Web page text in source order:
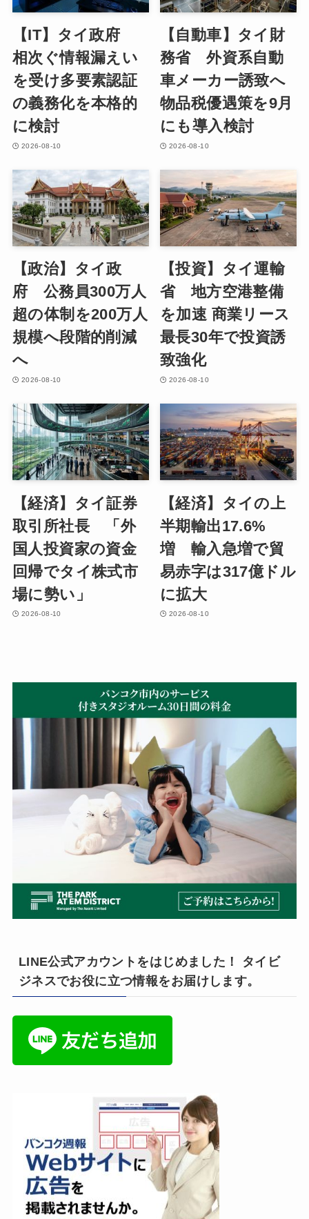
【IT】タイ政府
相次ぐ情報漏えい
を受け多要素認証
の義務化を本格的
に検討
2026-08-10
【自動車】タイ財
務省 外資系自動
車メーカー誘致へ
物品税優遇策を9月
にも導入検討
2026-08-10
【政治】タイ政
府 公務員300万人
超の体制を200万人
規模へ段階的削減
へ
2026-08-10
【投資】タイ運輸
省 地方空港整備
を加速 商業リース
最長30年で投資誘
致強化
2026-08-10
【経済】タイ証券
取引所社長 「外
国人投資家の資金
回帰でタイ株式市
場に勢い」
2026-08-10
【経済】タイの上
半期輸出17.6%
増 輸入急増で貿
易赤字は317億ドル
に拡大
2026-08-10
LINE公式アカウントをはじめました！ タイビ
ジネスでお役に立つ情報をお届けします。